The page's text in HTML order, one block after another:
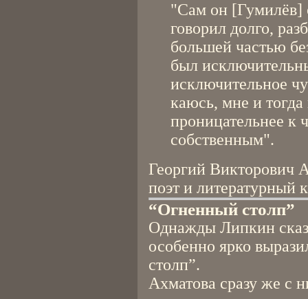
"Сам он [Гумилёв]
говорил долго,
большей частью
был
исключительное
каюсь, мне и тогда
проницательнее к
собственным".
Георгий Викторович
поэт и литературный
“Огненный столп”
Однажды Липкин
особенно ярко
столп”.
Ахматова сразу же с